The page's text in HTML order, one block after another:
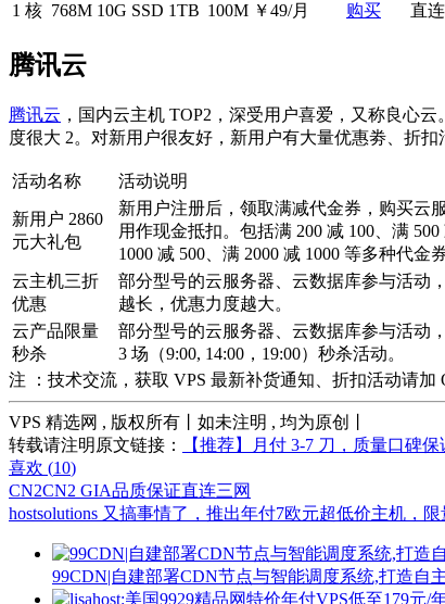
1 核 768M 10G SSD 1TB 100M ￥49/月 购买 直
腾讯云
腾讯云 ，国内云主机 TOP2，深受用户喜爱，又称良心
度很大 2。对新用户很友好，新用户有大量优惠劵、折扣
活动名称 活动说明
新用户 2860
元大礼包
新用户注册后，领取满减代金券，购买云
用作现金抵扣。包括满 200 减 100、满 500
1000 减 500、满 2000 减 1000 等多种代金券
云主机三折
优惠
部分型号的云服务器、云数据库参与活动
越长，优惠力度越大。
云产品限量
秒杀
部分型号的云服务器、云数据库参与活动
3 场（9:00, 14:00，19:00）秒杀活动。
注 ：技术交流，获取 VPS 最新补货通知、折扣活动请加
VPS 精选网 , 版权所有丨如未注明 , 均为原创丨
转载请注明原文链接：
【推荐】月付 3-7 刀，质量口碑
喜欢 (10)
CN2CN2 GIA品质保证直连三网
hostsolutions 又搞事情了，推出年付7欧元超低价主机，
99CDN|自建部署CDN节点与智能调度系统,打造自